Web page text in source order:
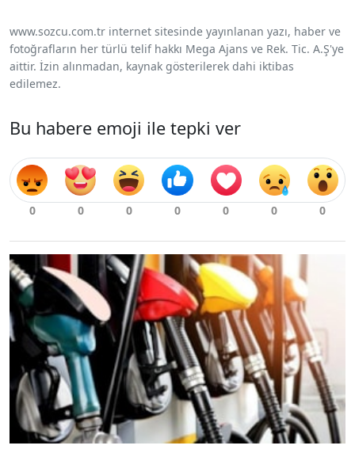
www.sozcu.com.tr internet sitesinde yayınlanan yazı, haber ve
fotoğrafların her türlü telif hakkı Mega Ajans ve Rek. Tic. A.Ş'ye
aittir. İzin alınmadan, kaynak gösterilerek dahi iktibas
edilemez.
Bu habere emoji ile tepki ver